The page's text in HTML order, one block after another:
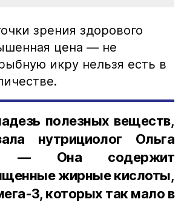
зрения здорового
цена — не
икру нельзя есть в
полезных веществ,
нутрициолог Ольга
— Она содержит
жирные кислоты,
3, которых так мало в